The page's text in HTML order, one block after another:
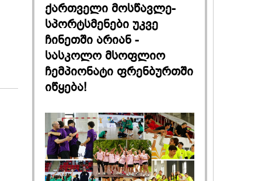
ქართველი მოსწავლე-
სპორტსმენები უკვე
ჩინეთში არიან -
სასკოლო მსოფლიო
ჩემპიონატი ფრენბურთში
იწყება!